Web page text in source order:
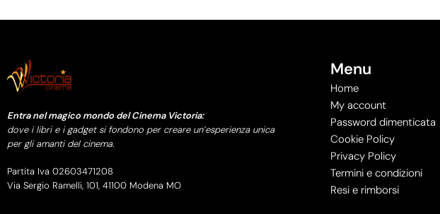
Entra nel magico mondo del Cinema Victoria:
dove i libri e i gadget si fondono per creare un’esperienza unica
per gli amanti del cinema.
Partita Iva 02603471208
Via Sergio Ramelli, 101, 41100 Modena MO
Menu
Home
My account
Password dimenticata
Cookie Policy
Privacy Policy
Termini e condizioni
Resi e rimborsi